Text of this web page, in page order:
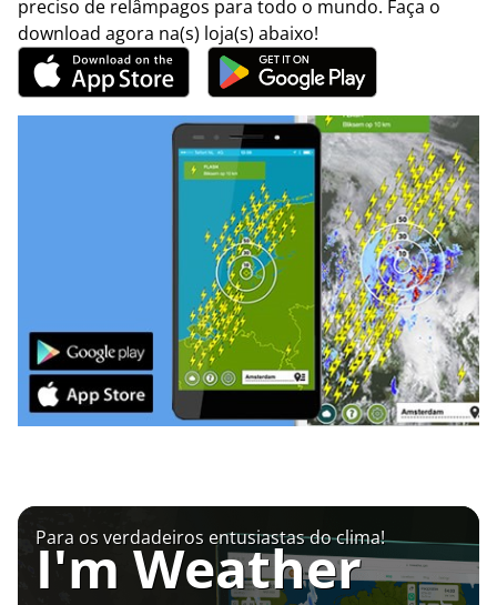
preciso de relâmpagos para todo o mundo. Faça o
download agora na(s) loja(s) abaixo!
Para os verdadeiros entusiastas do clima!
I'm Weather